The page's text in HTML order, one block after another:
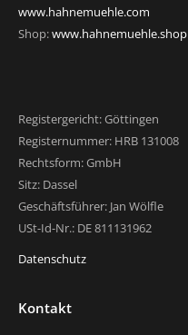
www.hahnemuehle.com
Shop:www.hahnemuehle.shop
Registergericht: Göttingen
Registernummer: HRB 131008
Rechtsform: GmbH
Sitz: Dassel
Geschäftsführer: Jan Wölfle
USt-Id-Nr.: DE 811131962
Datenschutz
Kontakt